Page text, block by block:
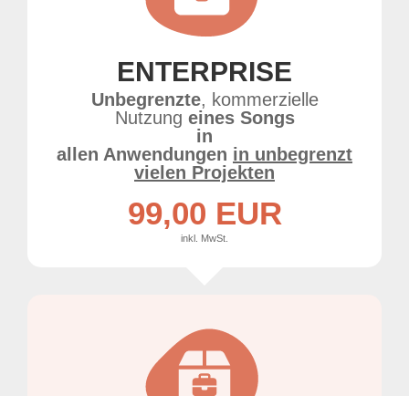
ENTERPRISE
Unbegrenzte, kommerzielle
Nutzung eines Songs
in
allen Anwendungen in unbegrenzt
vielen Projekten
99,00 EUR
inkl. MwSt.